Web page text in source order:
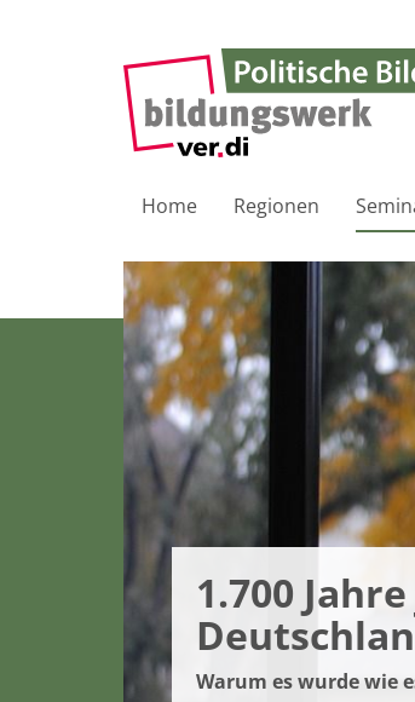
Home Regionen
1.700
Warum es wurde wie